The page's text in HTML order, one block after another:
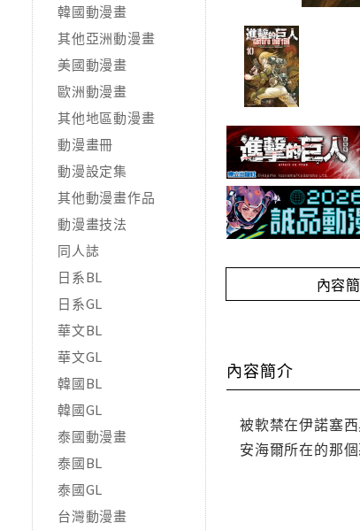
韓國動漫畫
其他亞洲動漫畫
美國動漫畫
歐洲動漫畫
其他地區動漫畫
動漫畫冊
動漫設定集
其他動漫畫作品
動漫畫技法
同人誌
日系BL
日系GL
華文BL
華文GL
韓國BL
韓國GL
泰國動漫畫
泰國BL
泰國GL
台灣動漫畫
內容
內容簡介
被軟禁在伊諾塞
安海爾所在的那